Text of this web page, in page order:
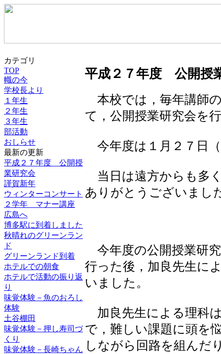
カテゴリ
TOP
幟の今
学校長より
１年生
２年生
３年生
部活動
おしらせ
最新の更新
平成２７年度 公開授
業研究会
謹賀新年
ウィンターコンサート
２学年 マナー講座
広島へ
博多駅に到着しました
秋晴れのグリーンラン
ド
グリーンランド到着
ホテルでの朝食
ホテルで活動の振り返
り
味覚体験－魚のおろし
体験
土谷棚田
味覚体験－押し寿司づ
くり
味覚体験－長崎ちゃん
平成２７年度 公開授
本校では，毎年講師
て，公開授業研究会を
今年度は１月２７日
当日は遠方からも多
ありがとうございまし
今年度の公開授業研
行った後，加良先生に
いました。
加良先生による理科
で，難しい課題に頭を
しながら回路を組んだ